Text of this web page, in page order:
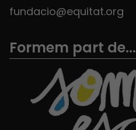
fundacio@equitat.org
Formem part de...